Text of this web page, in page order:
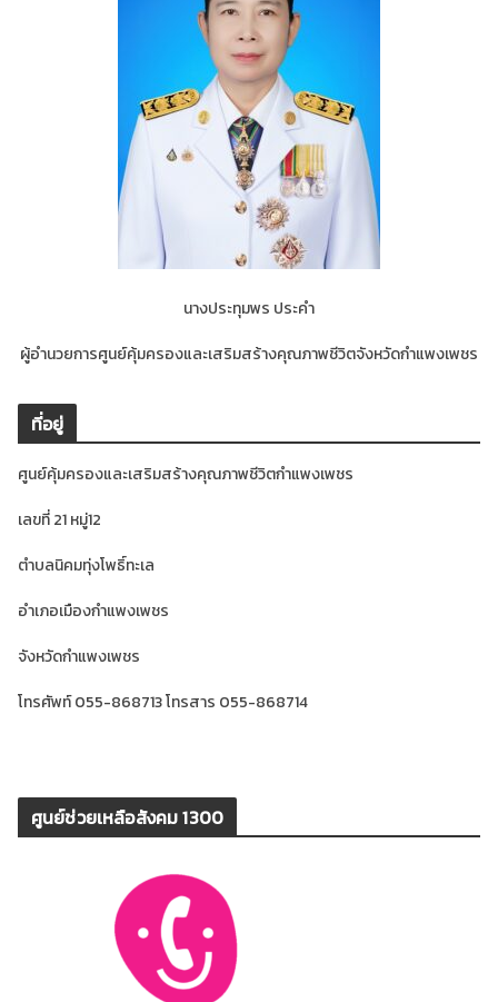
นางประทุมพร ประคำ
ผู้อำนวยการศูนย์คุ้มครองและเสริมสร้างคุณภาพชีวิตจังหวัดกำแพงเพชร
ที่อยู่
ศูนย์คุ้มครองและเสริมสร้างคุณภาพชีวิตกำแพงเพชร
เลขที่ 21 หมู่12
ตำบลนิคมทุ่งโพธิ์ทะเล
อำเภอเมืองกำแพงเพชร
จังหวัดกำแพงเพชร
โทรศัพท์ 055-868713 โทรสาร 055-868714
ศูนย์ช่วยเหลือสังคม 1300